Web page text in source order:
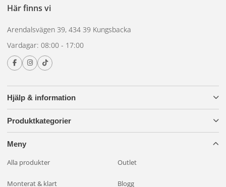
Hjälp & information
Produktkategorier
Meny
Alla produkter Outlet
Monterat & klart Blogg
Här finns vi
Arendalsvägen 39, 434 39 Kungsbacka
Vardagar: 08:00 - 17:00